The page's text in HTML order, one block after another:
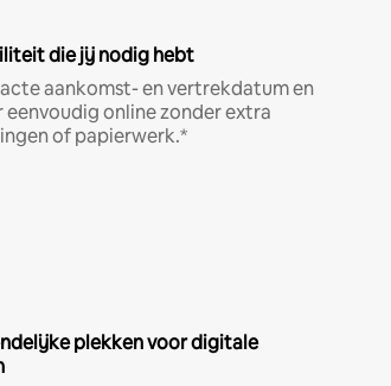
die jij nodig hebt
aankomst- en vertrekdatum en
eenvoudig online zonder extra
of papierwerk.*
plekken voor digitale